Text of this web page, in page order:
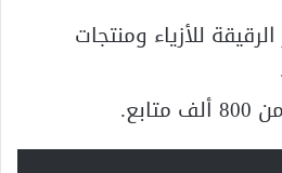
للأزياء ومنتجات